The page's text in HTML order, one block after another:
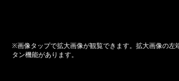
※画像タップで拡大画像が観覧できます。拡大画像の左
タン機能があります。